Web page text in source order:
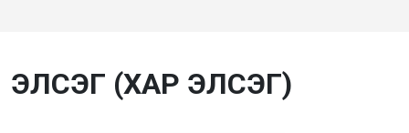
ЭЛСЭГ (ХАР ЭЛСЭГ)